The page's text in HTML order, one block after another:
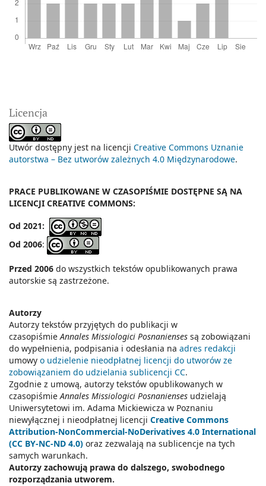
Licencja
Utwór dostępny jest na licencji Creative Commons Uznanie
autorstwa – Bez utworów zależnych 4.0 Międzynarodowe.
PRACE PUBLIKOWANE W CZASOPIŚMIE DOSTĘPNE SĄ NA
LICENCJI CREATIVE COMMONS:
Od 2021:
Od 2006:
Przed 2006 do wszystkich tekstów opublikowanych prawa
autorskie są zastrzeżone.
Autorzy
Autorzy tekstów przyjętych do publikacji w
czasopiśmieAnnales Missiologici Posnanienses są zobowiązani
do wypełnienia, podpisania i odesłania na adres redakcji
umowy o udzielenie nieodpłatnej licencji do utworów ze
zobowiązaniem do udzielania sublicencji CC.
Zgodnie z umową, autorzy tekstów opublikowanych w
czasopiśmieAnnales Missiologici Posnanienses udzielają
Uniwersytetowi im. Adama Mickiewicza w Poznaniu
niewyłącznej i nieodpłatnej licencji Creative Commons
Attribution-NonCommercial-NoDerivatives 4.0 International
(CC BY-NC-ND 4.0) oraz zezwalają na sublicencje na tych
samych warunkach.
Autorzy zachowują prawa do dalszego, swobodnego
rozporządzania utworem.